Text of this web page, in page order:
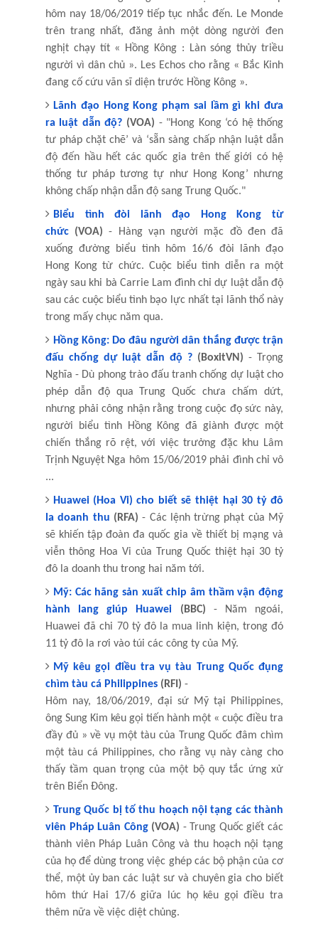
hôm nay 18/06/2019 tiếp tục nhắc đến. Le Monde
trên trang nhất, đăng ảnh một dòng người đen
nghịt chạy tít « Hồng Kông : Làn sóng thủy triều
người vì dân chủ ». Les Echos cho rằng « Bắc Kinh
đang cố cứu vãn sĩ diện trước Hồng Kông ».
Lãnh đạo Hong Kong phạm sai lầm gì khi đưa
ra luật dẫn độ? (VOA) - "Hong Kong ‘có hệ thống
tư pháp chặt chẽ’ và ‘sẵn sàng chấp nhận luật dẫn
độ đến hầu hết các quốc gia trên thế giới có hệ
thống tư pháp tương tự như Hong Kong’ nhưng
không chấp nhận dẫn độ sang Trung Quốc."
Biểu tình đòi lãnh đạo Hong Kong từ
chức(VOA) - Hàng vạn người mặc đồ đen đã
xuống đường biểu tình hôm 16/6 đòi lãnh đạo
Hong Kong từ chức. Cuộc biểu tình diễn ra một
ngày sau khi bà Carrie Lam đình chỉ dự luật dẫn độ
sau các cuộc biểu tình bạo lực nhất tại lãnh thổ này
trong mấy chục năm qua.
Hồng Kông: Do đâu người dân thắng được trận
đấu chống dự luật dẫn độ ? (BoxitVN) - Trọng
Nghĩa - Dù phong trào đấu tranh chống dự luật cho
phép dẫn độ qua Trung Quốc chưa chấm dứt,
nhưng phải công nhận rằng trong cuộc đọ sức này,
người biểu tình Hồng Kông đã giành được một
chiến thắng rõ rệt, với việc trưởng đặc khu Lâm
Trịnh Nguyệt Nga hôm 15/06/2019 phải đình chỉ vô
...
Huawei (Hoa Vi) cho biết sẽ thiệt hại 30 tỷ đô
la doanh thu (RFA) - Các lệnh trừng phạt của Mỹ
sẽ khiến tập đoàn đa quốc gia về thiết bị mạng và
viễn thông Hoa Vi của Trung Quốc thiệt hại 30 tỷ
đô la doanh thu trong hai năm tới.
Mỹ: Các hãng sản xuất chip âm thầm vận động
hành lang giúp Huawei (BBC) - Năm ngoái,
Huawei đã chi 70 tỷ đô la mua linh kiện, trong đó
11 tỷ đô la rơi vào túi các công ty của Mỹ.
Mỹ kêu gọi điều tra vụ tàu Trung Quốc đụng
chìm tàu cá Philippines(RFI) -
Hôm nay, 18/06/2019, đại sứ Mỹ tại Philippines,
ông Sung Kim kêu gọi tiến hành một « cuộc điều tra
đầy đủ » về vụ một tàu của Trung Quốc đâm chìm
một tàu cá Philippines, cho rằng vụ này càng cho
thấy tầm quan trọng của một bộ quy tắc ứng xử
trên Biển Đông.
Trung Quốc bị tố thu hoạch nội tạng các thành
viên Pháp Luân Công(VOA) - Trung Quốc giết các
thành viên Pháp Luân Công và thu hoạch nội tạng
của họ để dùng trong việc ghép các bộ phận của cơ
thể, một ủy ban các luật sư và chuyên gia cho biết
hôm thứ Hai 17/6 giữa lúc họ kêu gọi điều tra
thêm nữa về việc diệt chủng.